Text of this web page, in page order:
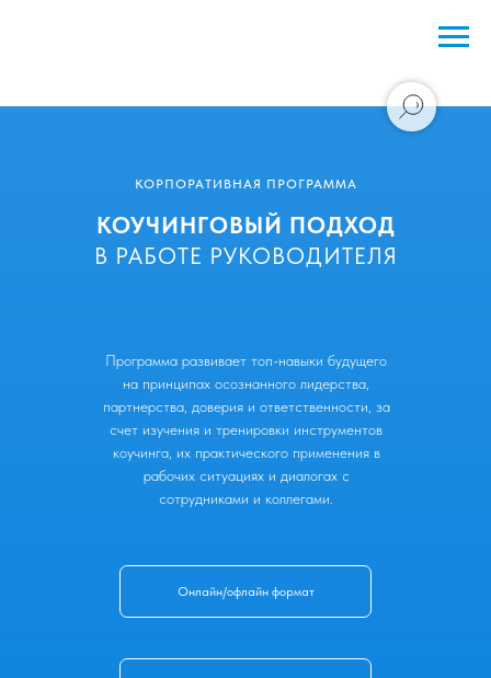
Программа развивает топ-навыки будущего
на принципах осознанного лидерства,
партнерства, доверия и ответственности, за
счет изучения и тренировки инструментов
коучинга, их практического применения в
рабочих ситуациях и диалогах с
сотрудниками и коллегами.
Онлайн/офлайн формат
КОУЧИНГОВЫЙ ПОДХОД
В РАБОТЕ РУКОВОДИТЕЛЯ
КОРПОРАТИВНАЯ ПРОГРАММА